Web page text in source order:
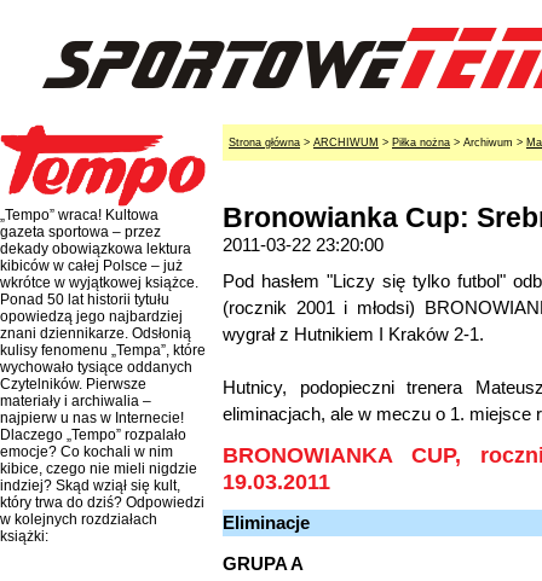
„Tempo” wraca! Kultowa
gazeta sportowa – przez
dekady obowiązkowa lektura
kibiców w całej Polsce – już
wkrótce w wyjątkowej książce.
Ponad 50 lat historii tytułu
opowiedzą jego najbardziej
znani dziennikarze. Odsłonią
kulisy fenomenu „Tempa”, które
wychowało tysiące oddanych
Czytelników. Pierwsze
materiały i archiwalia –
najpierw u nas w Internecie!
Dlaczego „Tempo” rozpalało
emocje? Co kochali w nim
kibice, czego nie mieli nigdzie
indziej? Skąd wziął się kult,
który trwa do dziś? Odpowiedzi
w kolejnych rozdziałach
książki:
Strona główna > ARCHIWUM > Piłka nożna > Archiwum >
Bronowianka Cup:
2011-03-22 23:20:00
Pod hasłem "Liczy się tylko futbol"
(rocznik 2001 i młodsi)
wygrał z Hutnikiem I Kraków 2-1.
Hutnicy, podopieczni trenera
eliminacjach, ale w meczu o 1. miejsce
BRONOWIANKA CUP,
19.03.2011
Eliminacje
GRUPA A